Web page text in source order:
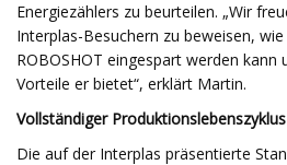
Energiezählers zu beurteilen. „Wir
Interplas-Besuchern zu beweisen,
ROBOSHOT eingespart werden kann
Vorteile er bietet“, erklärt Martin.
Vollständiger Produktionslebenszyklus
Die auf der Interplas präsentierte